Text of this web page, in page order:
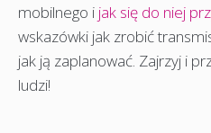
mobilnego i jak się do niej
wskazówki jak zrobić
jak ją zaplanować. Zajrzyj i
ludzi!